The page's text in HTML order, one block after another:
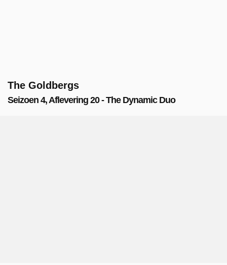
The Goldbergs
Seizoen 4, Aflevering 20 - The Dynamic Duo